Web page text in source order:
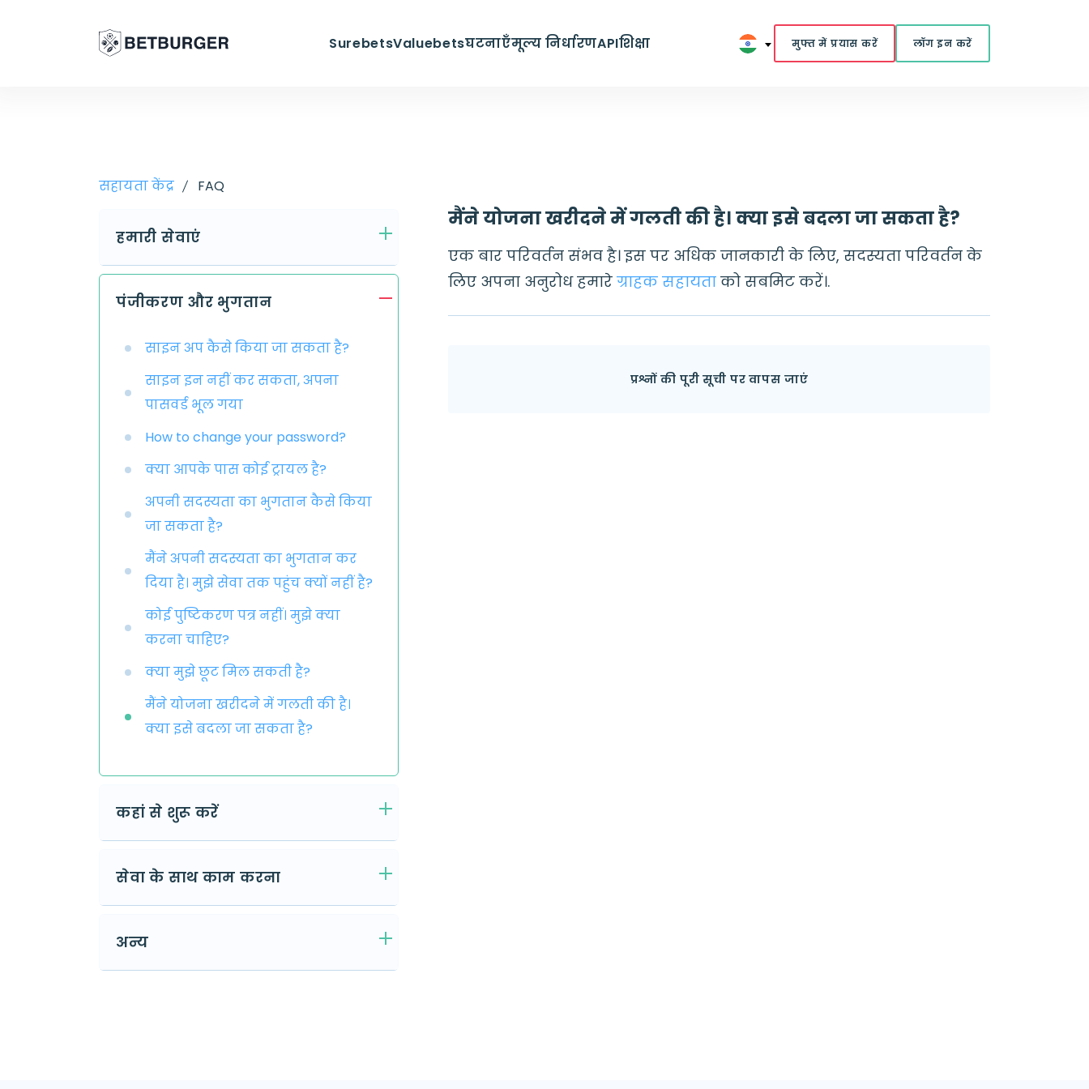
SurebetsValuebetsघटनाएँमूल्य निर्धारणAPIशिक्षा मुफ्त में प्रयास करें लॉग इन करें
सहायता केंद्र FAQ
हमारी सेवाएं
पंजीकरण और भुगतान
साइन अप कैसे किया जा सकता है?
साइन इन नहीं कर सकता, अपना
पासवर्ड भूल गया
How to change your password?
क्या आपके पास कोई ट्रायल है?
अपनी सदस्यता का भुगतान कैसे किया
जा सकता है?
मैंने अपनी सदस्यता का भुगतान कर
दिया है। मुझे सेवा तक पहुंच क्यों नहीं है?
कोई पुष्टिकरण पत्र नहीं। मुझे क्या
करना चाहिए?
क्या मुझे छूट मिल सकती है?
मैंने योजना खरीदने में गलती की है।
क्या इसे बदला जा सकता है?
कहां से शुरू करें
सेवा के साथ काम करना
अन्य
मैंने योजना खरीदने में गलती की है। क्या इसे बदला जा सकता है?
एक बार परिवर्तन संभव है। इस पर अधिक जानकारी के लिए, सदस्यता परिवर्तन के
लिए अपना अनुरोध हमारे ग्राहक सहायता को सबमिट करें।.
प्रश्नों की पूरी सूची पर वापस जाएं